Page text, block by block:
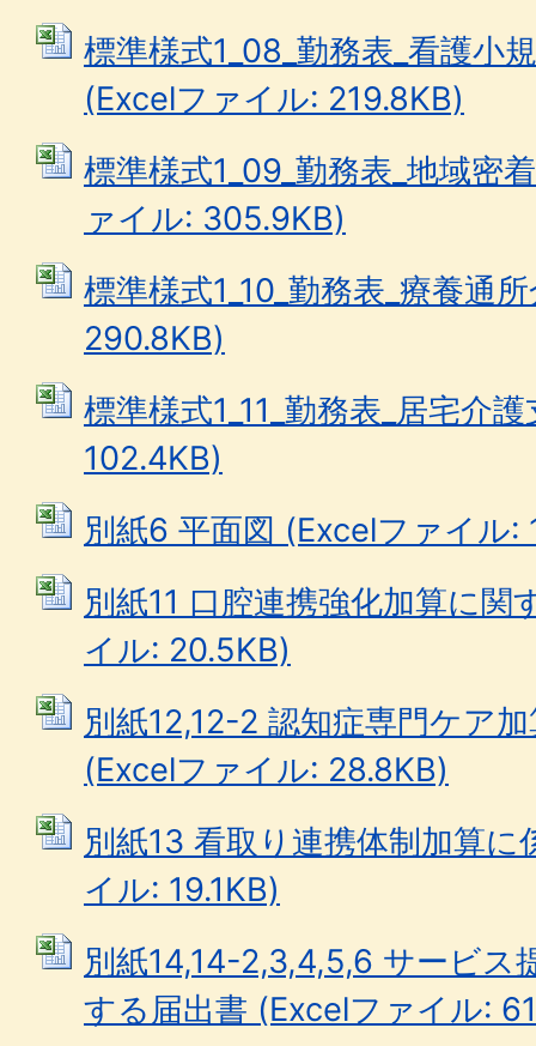
標準様式1_08_勤務表_看護小
(Excelファイル: 219.8KB)
標準様式1_09_勤務表_地域密
ァイル: 305.9KB)
標準様式1_10_勤務表_療養通
290.8KB)
標準様式1_11_勤務表_居宅介
102.4KB)
別紙6 平面図 (Excelファイル:
別紙11 口腔連携強化加算に関
イル: 20.5KB)
別紙12,12-2 認知症専門ケア
(Excelファイル: 28.8KB)
別紙13 看取り連携体制加算
イル: 19.1KB)
別紙14,14-2,3,4,5,6 サービス
する届出書 (Excelファイル: